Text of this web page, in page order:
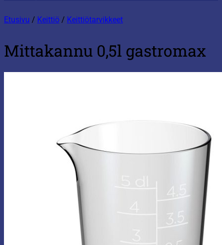
Etusivu / Keittiö / Keittiötarvikkeet
Mittakannu 0,5l gastromax